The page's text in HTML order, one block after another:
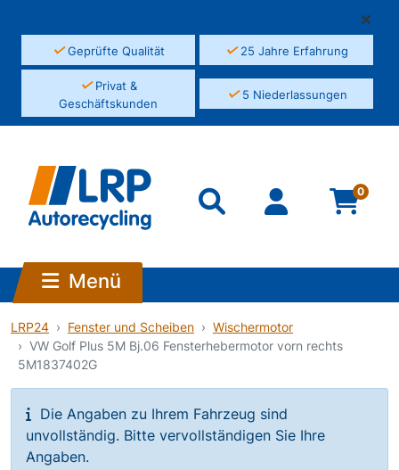
✓Geprüfte Qualität ✓25 Jahre Erfahrung
✓Privat &
Geschäftskunden
✓5 Niederlassungen
0
Menü
LRP24 Fenster und Scheiben
Wischermotor
VW Golf Plus 5M Bj.06 Fensterhebermotor vorn rechts
5M1837402G
Die Angaben zu Ihrem Fahrzeug sind
unvollständig. Bitte vervollständigen Sie Ihre
Angaben.